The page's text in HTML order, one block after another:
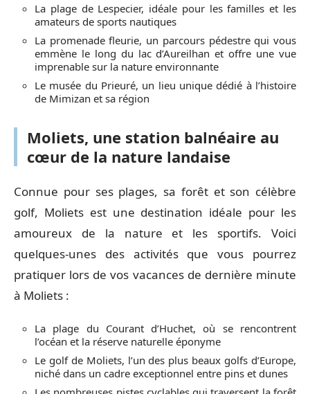
La plage de Lespecier, idéale pour les familles et les
amateurs de sports nautiques
La promenade fleurie, un parcours pédestre qui vous
emmène le long du lac d’Aureilhan et offre une vue
imprenable sur la nature environnante
Le musée du Prieuré, un lieu unique dédié à l’histoire
de Mimizan et sa région
Moliets, une station balnéaire au
cœur de la nature landaise
Connue pour ses plages, sa forêt et son célèbre
golf, Moliets est une destination idéale pour les
amoureux de la nature et les sportifs. Voici
quelques-unes des activités que vous pourrez
pratiquer lors de vos vacances de dernière minute
à Moliets :
La plage du Courant d’Huchet, où se rencontrent
l’océan et la réserve naturelle éponyme
Le golf de Moliets, l’un des plus beaux golfs d’Europe,
niché dans un cadre exceptionnel entre pins et dunes